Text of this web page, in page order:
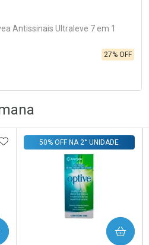
Antissinais Ultraleve 7 em 1
27% OFF
AOS FAVORITOS
50% OFF NA 2° UNIDADE
COMPRAR